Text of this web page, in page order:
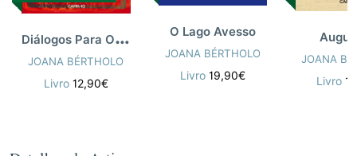
D
iálogos Para O Fim Do Mundo
JOANA BÉRTHOLO
Livro 12,90€
O Lago Avesso
JOANA BÉRTHOLO
Livro 19,90€
JOANA
Livro